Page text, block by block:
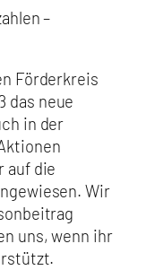
–
Förderkreis
das neue
in der
auf die
Wir
uns, wenn ihr